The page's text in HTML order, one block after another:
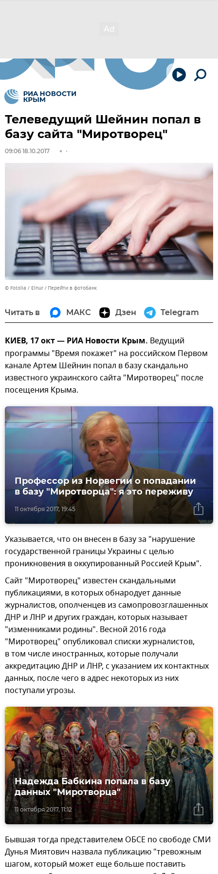
Телеведущий Шейнин попал в
базу сайта "Миротворец"
09:06 18.10.2017
© Fotolia / Elnur Перейти в фотобанк
Читать в МАКС Дзен Telegram
КИЕВ, 17 окт — РИА Новости Крым. Ведущий
программы "Время покажет" на российском Первом
канале Артем Шейнин попал в базу скандально
известного украинского сайта "Миротворец" после
посещения Крыма.
11 октября 2017, 19:45
Профессор из Норвегии о попадании
в базу "Миротворца": я это переживу
Указывается, что он внесен в базу за "нарушение
государственной границы Украины с целью
проникновения в оккупированный Россией Крым".
Сайт "Миротворец" известен скандальными
публикациями, в которых обнародует данные
журналистов, ополченцев из самопровозглашенных
ДНР и ЛНР и других граждан, которых называет
"изменниками родины". Весной 2016 года
"Миротворец" опубликовал списки журналистов,
в том числе иностранных, которые получали
аккредитацию ДНР и ЛНР, с указанием их контактных
данных, после чего в адрес некоторых из них
поступали угрозы.
11 октября 2017, 11:12
Надежда Бабкина попала в базу
данных "Миротворца"
Бывшая тогда представителем ОБСЕ по свободе СМИ
Дунья Миятович назвала публикацию "тревожным
шагом, который может еще больше поставить